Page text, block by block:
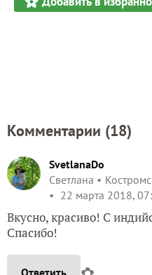
Комментарии (18)
SvetlanaDo
Светлана
22 марта 2018,
Вкусно, красиво! С
Спасибо!